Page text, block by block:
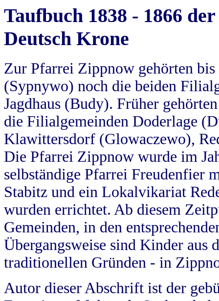
Taufbuch 1838 - 1866
Deutsch Krone
Zur Pfarrei Zippnow gehörten
(Sypnywo) noch die beiden
Jagdhaus (Budy). Früher
die Filialgemeinden Doderlage
Klawittersdorf (Glowaczewo),
Die Pfarrei Zippnow wurde im
selbständige Pfarrei Freudenfier
Stabitz und ein Lokalvikariat
wurden errichtet. Ab diesem
Gemeinden, in den
Übergangsweise sind Kinder aus
traditionellen Gründen - in
Autor dieser Abschrift ist der